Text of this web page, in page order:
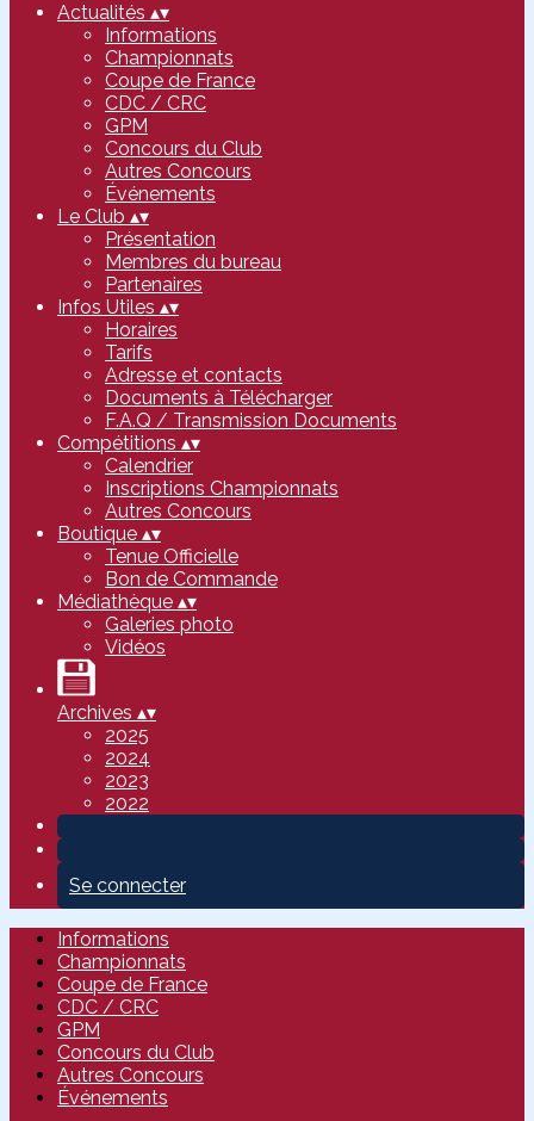
Actualités ▴▾
Informations
Championnats
Coupe de France
CDC / CRC
GPM
Concours du Club
Autres Concours
Événements
Le Club ▴▾
Présentation
Membres du bureau
Partenaires
Infos Utiles ▴▾
Horaires
Tarifs
Adresse et contacts
Documents à Télécharger
F.A.Q / Transmission Documents
Compétitions ▴▾
Calendrier
Inscriptions Championnats
Autres Concours
Boutique ▴▾
Tenue Officielle
Bon de Commande
Médiathèque ▴▾
Galeries photo
Vidéos
Archives ▴▾
2025
2024
2023
2022
Se connecter
Informations
Championnats
Coupe de France
CDC / CRC
GPM
Concours du Club
Autres Concours
Événements